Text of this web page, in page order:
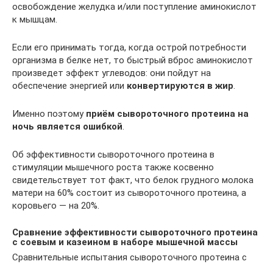
освобождение желудка и/или поступление аминокислот
к мышцам.
Если его принимать тогда, когда острой потребности
организма в белке нет, то быстрый вброс аминокислот
произведет эффект углеводов: они пойдут на
обеспечение энергией или конвертируются в жир.
Именно поэтому приём сывороточного протеина на
ночь является ошибкой.
Об эффективности сывороточного протеина в
стимуляции мышечного роста также косвенно
свидетельствует тот факт, что белок грудного молока
матери на 60% состоит из сывороточного протеина, а
коровьего — на 20%.
Сравнение эффективности сывороточного протеина
с соевым и казеином в наборе мышечной массы
Сравнительные испытания сывороточного протеина с